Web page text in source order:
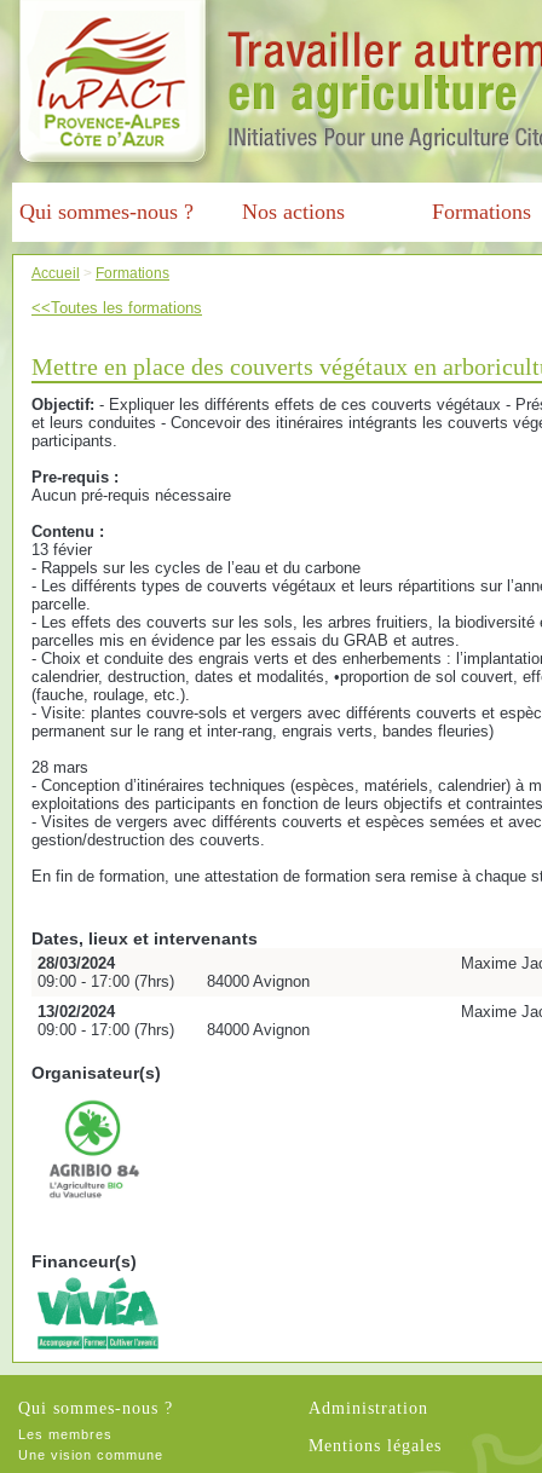
Qui sommes-nous ? Nos actions Formations
Accueil > Formations
<<Toutes les formations
Mettre en place des couverts végétaux en
Objectif: - Expliquer les différents effets de ces couverts végétaux -
et leurs conduites - Concevoir des itinéraires intégrants les couverts
participants.
Pre-requis :
Aucun pré-requis nécessaire
Contenu :
13 févier
- Rappels sur les cycles de l’eau et du carbone
- Les différents types de couverts végétaux et leurs répartitions sur
parcelle.
- Les effets des couverts sur les sols, les arbres fruitiers, la
parcelles mis en évidence par les essais du GRAB et autres.
- Choix et conduite des engrais verts et des enherbements :
calendrier, destruction, dates et modalités, •proportion de sol couvert,
(fauche, roulage, etc.).
- Visite: plantes couvre-sols et vergers avec différents couverts et
permanent sur le rang et inter-rang, engrais verts, bandes fleuries)
28 mars
- Conception d’itinéraires techniques (espèces, matériels, calendrier) à
exploitations des participants en fonction de leurs objectifs et
- Visites de vergers avec différents couverts et espèces semées et
gestion/destruction des couverts.
En fin de formation, une attestation de formation sera remise à chaque
Dates, lieux et intervenants
28/03/2024
09:00 - 17:00 (7hrs)
84000 Avignon
Maxime
13/02/2024
09:00 - 17:00 (7hrs)
84000 Avignon
Maxime
Organisateur(s)
Financeur(s)
Qui sommes-nous ?
Les membres
Une vision commune
Administration
Mentions légales